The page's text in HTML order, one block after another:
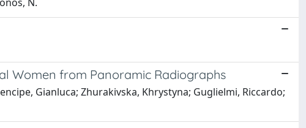
Women from Panoramic Radiographs
Gianluca; Zhurakivska, Khrystyna; Guglielmi, Riccardo;